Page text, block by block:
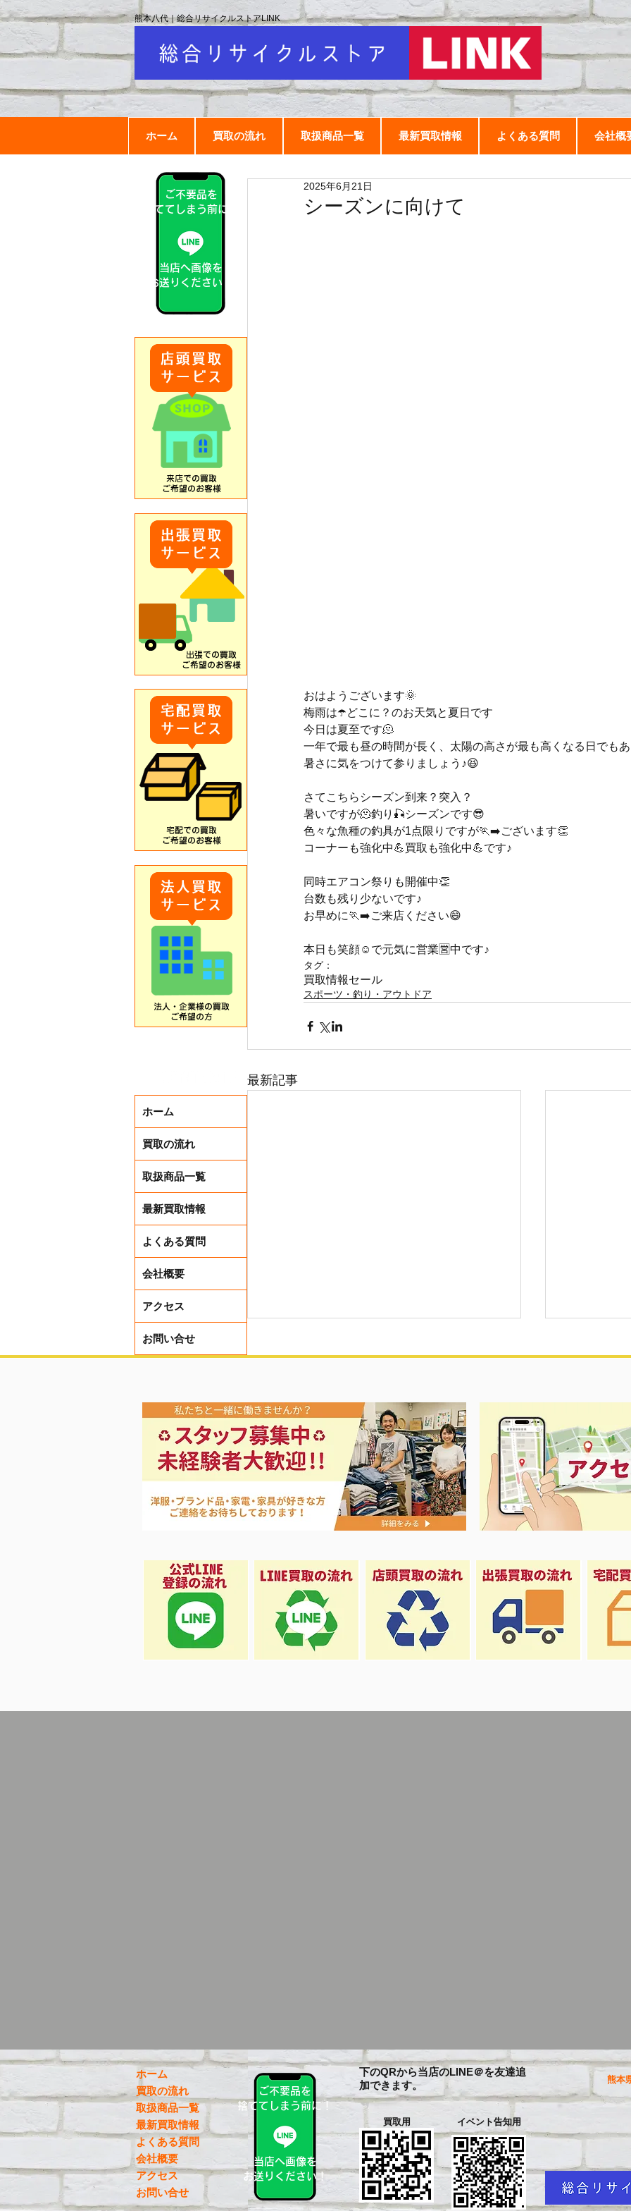
ホーム 買取の流れ 取扱商品一覧 最新買取情報 よくある質問 会社概
熊本八代｜総合リサイクルストアLINK
シーズンに向けて
2025年6月21日
おはようございます🌞
梅雨は☂️どこに？のお天気と夏日です
今日は夏至です🫠
一年で最も昼の時間が長く、太陽の高さが最も高くなる日でも
暑さに気をつけて参りましょう♪😆
さてこちらシーズン到来？突入？
暑いですが🫠釣り🎣シーズンです😎
色々な魚種の釣具が1点限りですが🏃‍➡️ございます👏
コーナーも強化中💪買取も強化中💪です♪
同時エアコン祭りも開催中👏
台数も残り少ないです♪
お早めに🏃‍➡️ご来店ください😄
本日も笑顔☺️で元気に営業🈺中です♪
タグ：
買取情報セール
スポーツ・釣り・アウトドア
最新記事
買取アップ開催中‼️
リール各
ホーム
買取の流れ
取扱商品一覧
最新買取情報
よくある質問
会社概要
アクセス
お問い合せ
ご不要品を
捨ててしまう前に！
当店へ画像を
お送りください！
ホーム
買取の流れ
取扱商品一覧
最新買取情報
よくある質問
会社概要
アクセス
お問い合せ
ご不要品を
捨ててしまう前に！
当店へ画像を
お送りください！
下のQRから当店のLINE＠を友達追
加できます。
買取用 イベント告知用
熊本